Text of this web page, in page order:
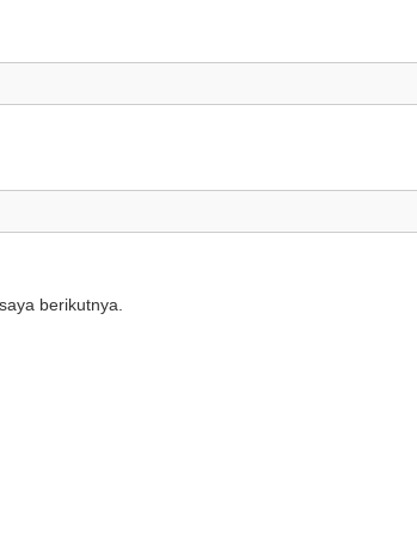
berikutnya.